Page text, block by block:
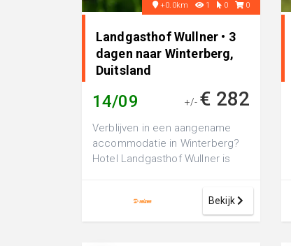
+0.0km 1 0 0
Landgasthof Wullner • 3
dagen naar Winterberg,
Duitsland
14/09 +/- € 282
Verblijven in een aangename
accommodatie in Winterberg?
Hotel Landgasthof Wullner is
Bekijk